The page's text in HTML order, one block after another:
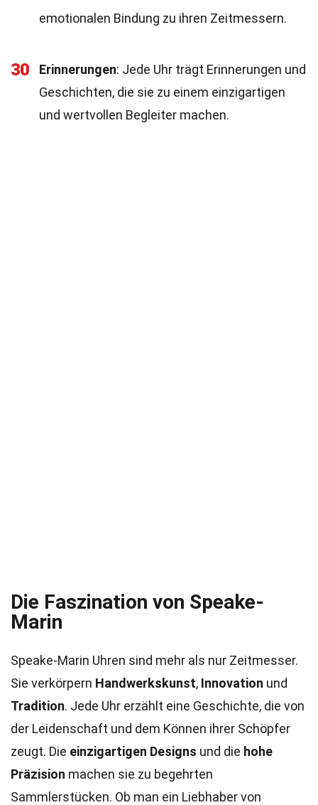
emotionalen Bindung zu ihren Zeitmessern.
30 Erinnerungen: Jede Uhr trägt Erinnerungen und
Geschichten, die sie zu einem einzigartigen
und wertvollen Begleiter machen.
Die Faszination von Speake-
Marin
Speake-Marin Uhren sind mehr als nur Zeitmesser.
Sie verkörpern Handwerkskunst, Innovation und
Tradition. Jede Uhr erzählt eine Geschichte, die von
der Leidenschaft und dem Können ihrer Schöpfer
zeugt. Die einzigartigen Designs und die hohe
Präzision machen sie zu begehrten
Sammlerstücken. Ob man ein Liebhaber von